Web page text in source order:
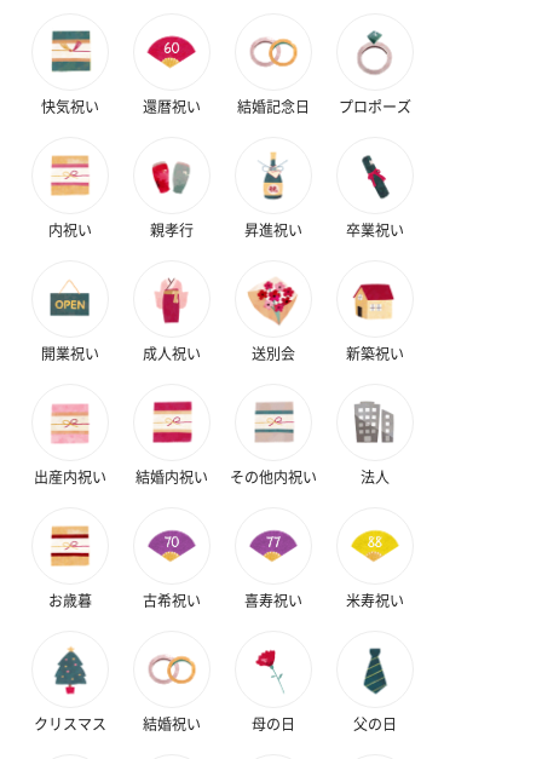
快気祝い 還暦祝い 結婚記念日 プロポーズ
内祝い 親孝行 昇進祝い 卒業祝い
開業祝い 成人祝い 送別会 新築祝い
出産内祝い 結婚内祝い その他内祝い 法人
お歳暮 古希祝い 喜寿祝い 米寿祝い
クリスマス 結婚祝い 母の日 父の日